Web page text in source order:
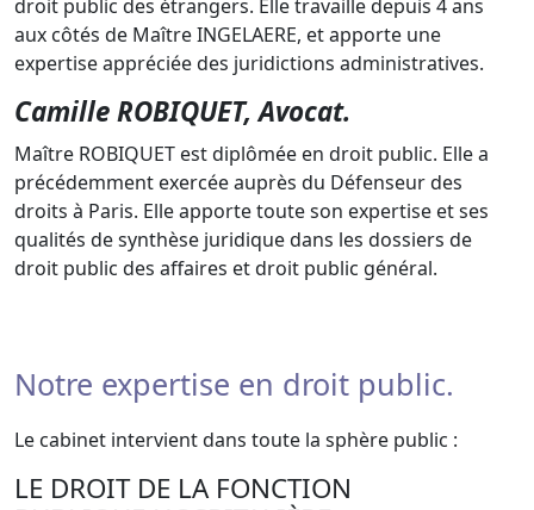
droit public des étrangers. Elle travaille depuis 4 ans
aux côtés de Maître INGELAERE, et apporte une
expertise appréciée des juridictions administratives.
Camille ROBIQUET, Avocat.
Maître ROBIQUET est diplômée en droit public. Elle a
précédemment exercée auprès du Défenseur des
droits à Paris. Elle apporte toute son expertise et ses
qualités de synthèse juridique dans les dossiers de
droit public des affaires et droit public général.
Notre expertise en droit public.
Le cabinet intervient dans toute la sphère public :
LE DROIT DE LA FONCTION